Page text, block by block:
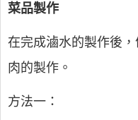
菜品製作
在完成滷水的製作後
肉的製作。
方法一：